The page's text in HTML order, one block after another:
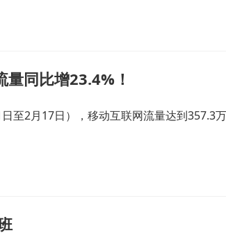
同比增23.4%！
至2月17日），移动互联网流量达到357.3